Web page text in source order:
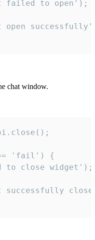
failed to open');
open
chat window.
'fail') {
to close widget');
successfully